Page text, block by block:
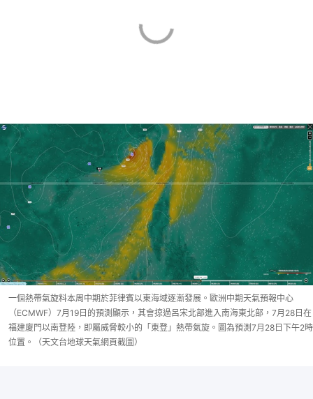
一個熱帶氣旋料本周中期於菲律賓以東海域逐漸發展。歐洲中期天氣預報中心
（ECMWF）7月19日的預測顯示，其會掠過呂宋北部進入南海東北部，7月28日在
福建廈門以南登陸，即屬威脅較小的「東登」熱帶氣旋。圖為預測7月28日下午2時
位置。（天文台地球天氣網頁截圖）